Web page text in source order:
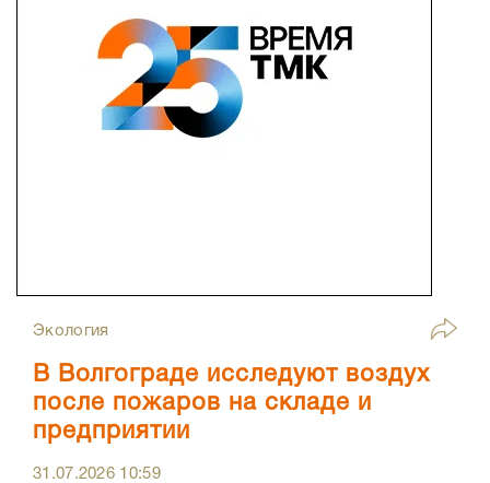
Экология
В Волгограде исследуют воздух
после пожаров на складе и
предприятии
31.07.2026 10:59